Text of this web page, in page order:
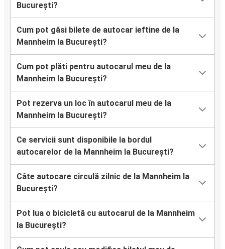
București?
Cum pot găsi bilete de autocar ieftine de la
Mannheim la București?
Cum pot plăti pentru autocarul meu de la
Mannheim la București?
Pot rezerva un loc în autocarul meu de la
Mannheim la București?
Ce servicii sunt disponibile la bordul
autocarelor de la Mannheim la București?
Câte autocare circulă zilnic de la Mannheim la
București?
Pot lua o bicicletă cu autocarul de la Mannheim
la București?